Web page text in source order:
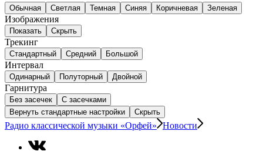
Обычная Светлая Темная Синяя Коричневая Зеленая
Изображения
Показать Скрыть
Трекинг
Стандартный Средний Большой
Интервал
Одинарный Полуторный Двойной
Гарнитура
Без засечек
С засечками
Вернуть стандартные настройки
Скрыть
Радио классической музыки «Орфей» Новости